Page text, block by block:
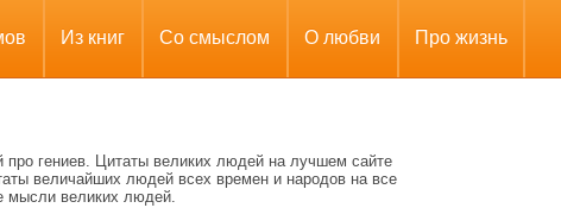
Из книг Со смыслом О любви Про жизнь
про гениев. Цитаты великих людей на лучшем сайте
величайших людей всех времен и народов на все
мысли великих людей.